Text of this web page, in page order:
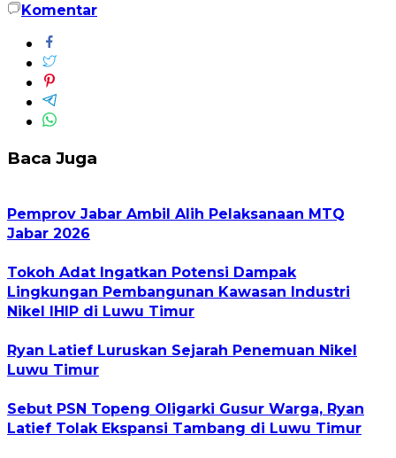
Komentar
Baca Juga
Pemprov Jabar Ambil Alih Pelaksanaan MTQ
Jabar 2026
Tokoh Adat Ingatkan Potensi Dampak
Lingkungan Pembangunan Kawasan Industri
Nikel IHIP di Luwu Timur
Ryan Latief Luruskan Sejarah Penemuan Nikel
Luwu Timur
Sebut PSN Topeng Oligarki Gusur Warga, Ryan
Latief Tolak Ekspansi Tambang di Luwu Timur